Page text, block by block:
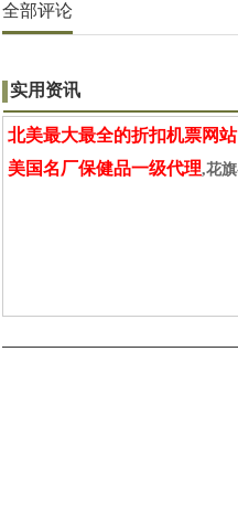
全部评论
实用资讯
北美最大最全的折扣机票网站
美国名厂保健品一级代理,花